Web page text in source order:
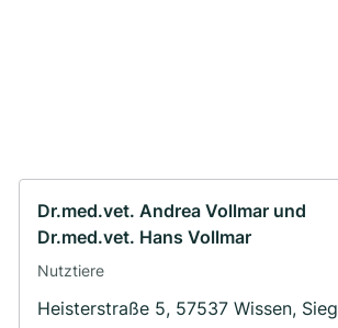
Dr.med.vet. Andrea Vollmar und
Dr.med.vet. Hans Vollmar
Nutztiere
Heisterstraße 5, 57537 Wissen, Sieg